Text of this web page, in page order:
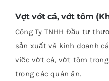
Vợt vớt cá, vớt tôm
Công Ty TNHH Đầu tư
sản xuất và kinh doanh
việc vớt cá, vớt tôm trong
trong các quán ăn.